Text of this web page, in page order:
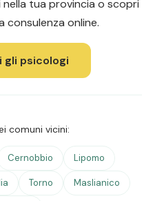
tua provincia o scopri
consulenza online.
psicologi
comuni vicini:
Cernobbio Lipomo
Torno Maslianico